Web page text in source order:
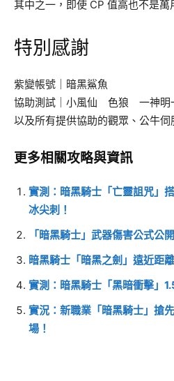
其中之一，即使 CP 值高也不是萬
特別感謝
紫變帳號｜暗黑鯊魚
協助測試｜小風仙 色狼 一神明
以及所有提供協助的觀眾、公牛伺
更多相關攻略與資訊
實測：暗黑騎士「亡靈詛咒」
冰尖刺！
「暗黑騎士」武器傷害公式公
暗黑騎士「暗黑之劍」遠近距
實測：暗黑騎士「黑暗衝擊」
實況：新職業「暗黑騎士」搶
場！